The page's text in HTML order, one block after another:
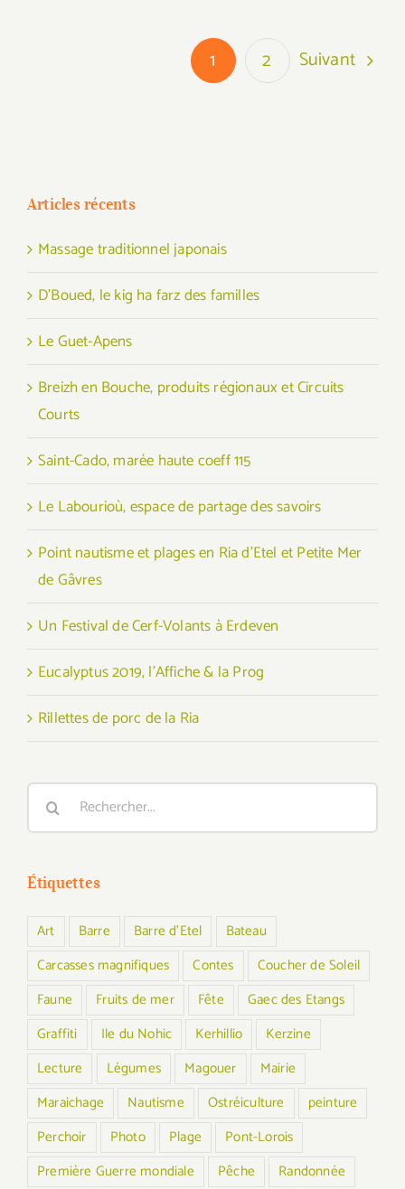
1 2 Suivant
Articles récents
Massage traditionnel japonais
D’Boued, le kig ha farz des familles
Le Guet-Apens
Breizh en Bouche, produits régionaux et Circuits
Courts
Saint-Cado, marée haute coeff 115
Le Labourioù, espace de partage des savoirs
Point nautisme et plages en Ria d’Etel et Petite Mer
de Gâvres
Un Festival de Cerf-Volants à Erdeven
Eucalyptus 2019, l’Affiche & la Prog
Rillettes de porc de la Ria
Rechercher:
Étiquettes
Art Barre Barre d'Etel
Bateau
Carcasses magnifiques
Contes
Coucher de Soleil
Faune
Fruits de mer Fête
Gaec des Etangs
Graffiti
Ile du Nohic Kerhillio
Kerzine
Lecture
Légumes Magouer
Mairie
Maraichage
Nautisme Ostréiculture
peinture
Perchoir
Photo Plage
Pont-Lorois
Première Guerre mondiale
Pêche
Randonnée